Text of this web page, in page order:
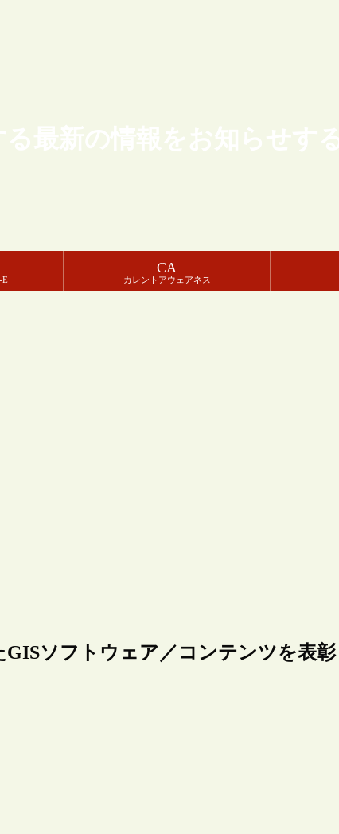
最新の情報をお知らせす
E
CA
カレントアウェアネス
ソフトウェア／コンテンツを表彰